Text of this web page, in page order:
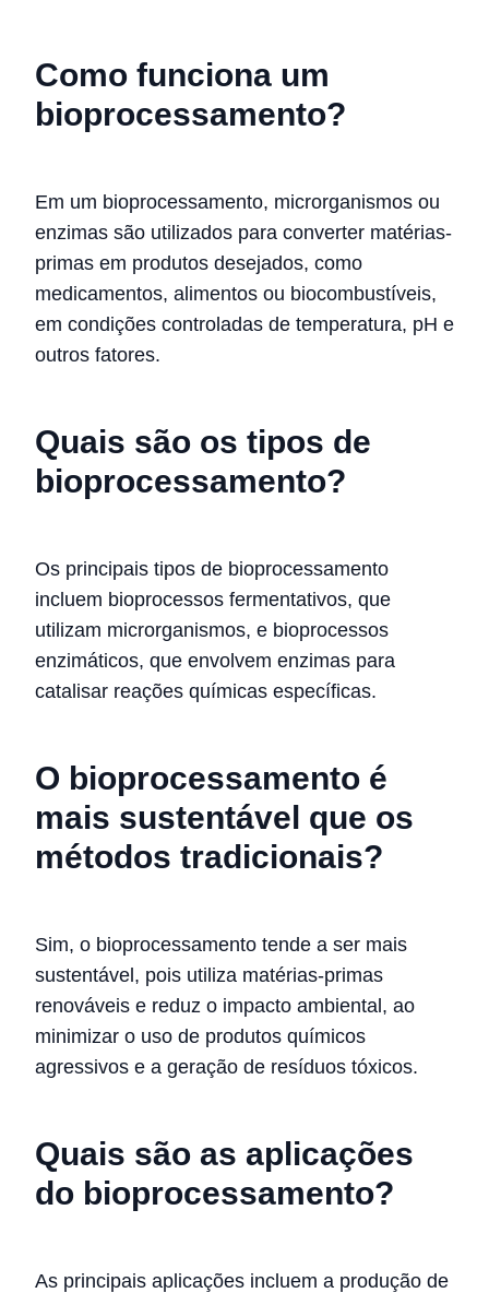
Como funciona um
bioprocessamento?
Em um bioprocessamento, microrganismos ou
enzimas são utilizados para converter matérias-
primas em produtos desejados, como
medicamentos, alimentos ou biocombustíveis,
em condições controladas de temperatura, pH e
outros fatores.
Quais são os tipos de
bioprocessamento?
Os principais tipos de bioprocessamento
incluem bioprocessos fermentativos, que
utilizam microrganismos, e bioprocessos
enzimáticos, que envolvem enzimas para
catalisar reações químicas específicas.
O bioprocessamento é
mais sustentável que os
métodos tradicionais?
Sim, o bioprocessamento tende a ser mais
sustentável, pois utiliza matérias-primas
renováveis e reduz o impacto ambiental, ao
minimizar o uso de produtos químicos
agressivos e a geração de resíduos tóxicos.
Quais são as aplicações
do bioprocessamento?
As principais aplicações incluem a produção de